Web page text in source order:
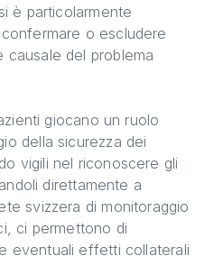
è particolarmente
o escludere
causale del problema
giocano un ruolo
della sicurezza dei
vigili nel riconoscere gli
direttamente a
svizzera di monitoraggio
ci permettono di
eventuali effetti collaterali